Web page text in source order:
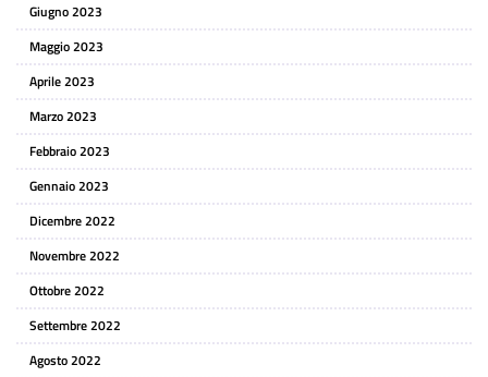
Giugno 2023
Maggio 2023
Aprile 2023
Marzo 2023
Febbraio 2023
Gennaio 2023
Dicembre 2022
Novembre 2022
Ottobre 2022
Settembre 2022
Agosto 2022